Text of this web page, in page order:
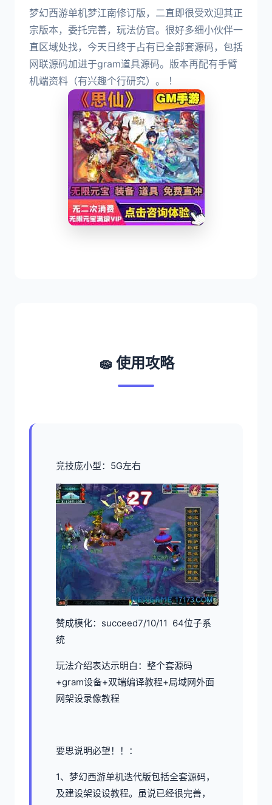
梦幻西游单机梦江南修订版，二直即很受欢迎其正
宗版本，委托完善，玩法仿官。很好多细小伙伴一
直区域处找，今天日终于占有已全部套源码，包括
网联源码加进于gram道具源码。版本再配有手臂
机端资料（有兴趣个行研究）。 ！
🧽 使用攻略
竞技庞小型：5G左右
赞成模化：succeed7/10/11 64位子系
统
玩法介绍表达示明白：整个套源码
+gram设备+双端编译教程+局域网外面
网架设录像教程
要思说明必望！！：
1、 梦幻西游单机迭代版包括全套源码，
及建设架设设教程。虽说已经很完善，